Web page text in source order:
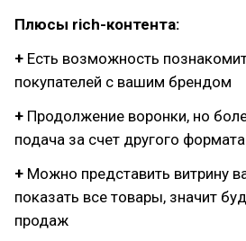
Плюсы rich-контента:
+ Есть возможность
покупателей с вашим брендом
+ Продолжение воронки, но
подача за счет другого формата
+ Можно представить витрину
показать все товары, значит
продаж